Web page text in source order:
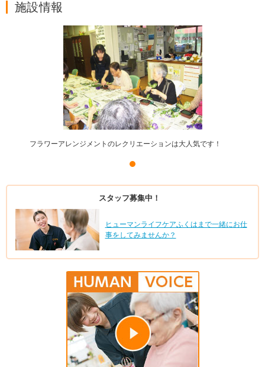
施設情報
フラワーアレンジメントのレクリエーションは大人気です！
スタッフ募集中！
ヒューマンライフケアふくはまで一緒にお仕
事をしてみませんか？